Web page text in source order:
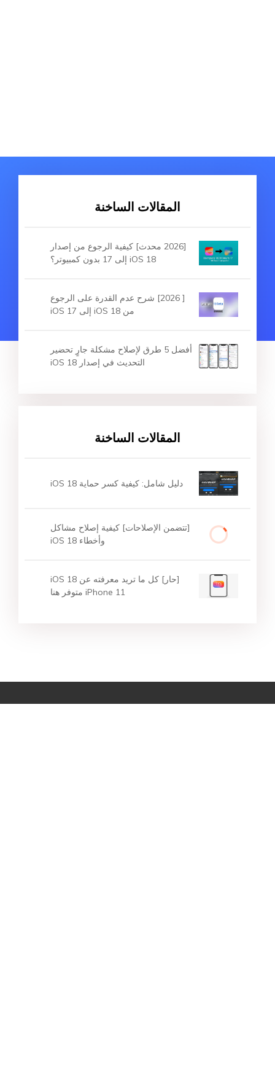
المقالات الساخنة
[2026 محدث] كيفية الرجوع من إصدار
iOS 18 إلى 17 بدون كمبيوتر؟
[ 2026] شرح عدم القدرة على الرجوع
من iOS 18 إلى iOS 17
أفضل 5 طرق لإصلاح مشكلة جارٍ تحضير
التحديث في إصدار iOS 18
المقالات الساخنة
دليل شامل: كيفية كسر حماية iOS 18
[تتضمن الإصلاحات] كيفية إصلاح مشاكل
وأخطاء iOS 18
[حار] كل ما تريد معرفته عن iOS 18
iPhone 11 متوفر هنا